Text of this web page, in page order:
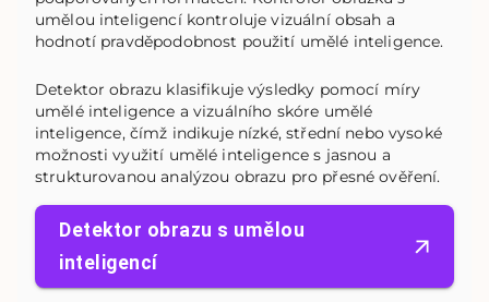
umělou inteligencí kontroluje vizuální obsah a
hodnotí pravděpodobnost použití umělé inteligence.
Detektor obrazu klasifikuje výsledky pomocí míry
umělé inteligence a vizuálního skóre umělé
inteligence, čímž indikuje nízké, střední nebo vysoké
možnosti využití umělé inteligence s jasnou a
strukturovanou analýzou obrazu pro přesné ověření.
Detektor obrazu s umělou
inteligencí